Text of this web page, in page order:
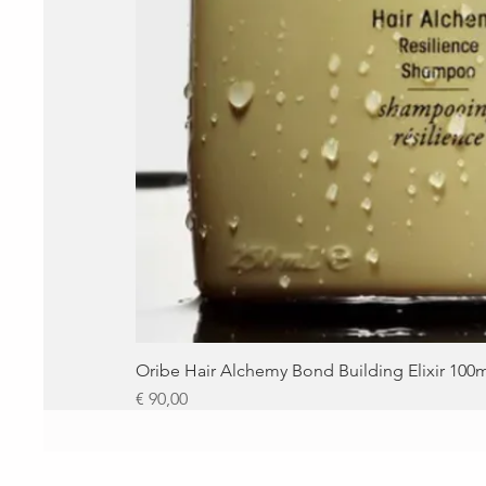
Oribe Hair Alchemy Bond Building Elixir
Prijs
€ 90,00